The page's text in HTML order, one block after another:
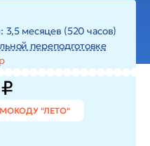
3,5 месяцев (520 часов)
переподготовке
"ЛЕТО"